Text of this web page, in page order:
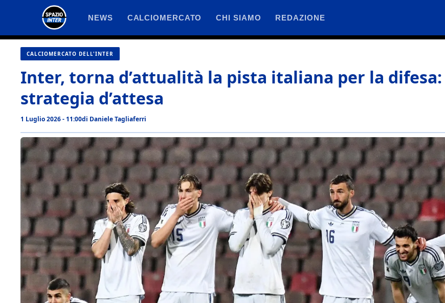
contenuto
NEWS CALCIOMERCATO CHI SIAMO REDAZIONE
CALCIOMERCATO DELL'INTER
Inter, torna d’attualità la pista italiana per la difesa:
strategia d’attesa
1 Luglio 2026 - 11:00di Daniele Tagliaferri